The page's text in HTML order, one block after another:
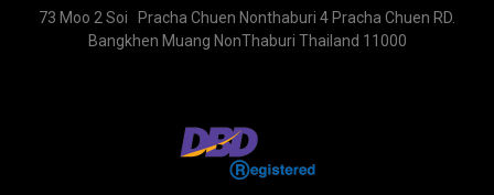
73 Moo 2 Soi Pracha Chuen Nonthaburi 4 Pracha Chuen RD.
Bangkhen Muang NonThaburi Thailand 11000